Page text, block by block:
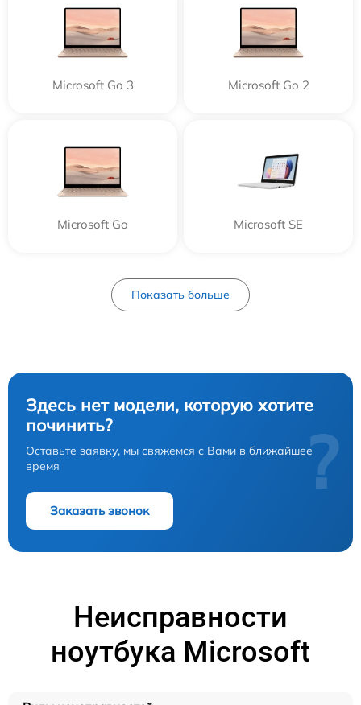
Microsoft Go 3 Microsoft Go 2
Microsoft Go Microsoft SE
Показать больше
Здесь нет модели, которую хотите
починить?
Оставьте заявку, мы свяжемся с Вами в ближайшее
время
Заказать звонок
?
Неисправности
ноутбука Microsoft